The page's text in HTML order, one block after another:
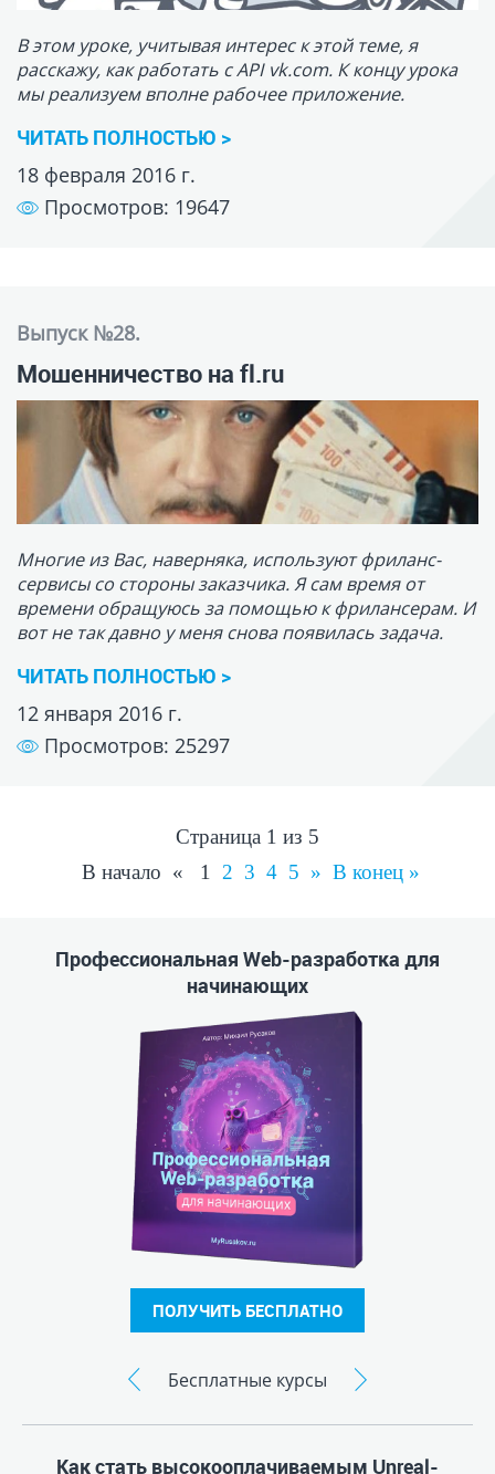
Выпуск №28.
Мошенничество на fl.ru
ЧИТАТЬ ПОЛНОСТЬЮ >
12 января 2016 г.
Просмотров: 25297
Страница 1 из 5
В начало « 12 3 4 5 » В конец »
Профессиональная Web-разработка для
начинающих
ПОЛУЧИТЬ БЕСПЛАТНО
Бесплатные курсы
Как стать высокооплачиваемым Unreal-
разработчиком: пошаговая инструкция
Придя на семинар:
Вы узнаете, что нужно делать, чтобы
устроиться на работу Unreal-разработчиком.